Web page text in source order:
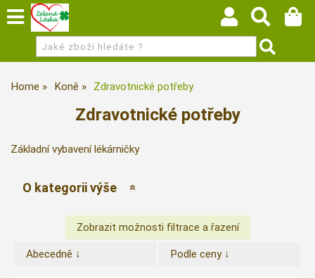
Home Koně Zdravotnické potřeby
Zdravotnické potřeby
Základní vybavení lékárničky
O kategorii výše
Abecedně ↓ Podle ceny ↓